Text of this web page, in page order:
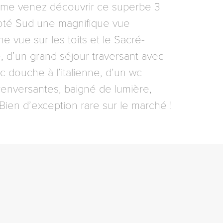
venez découvrir ce superbe 3
Sud une magnifique vue
vue sur les toits et le Sacré-
grand séjour traversant avec
douche à l’italienne, d’un wc
baigné de lumière,
d’exception rare sur le marché !